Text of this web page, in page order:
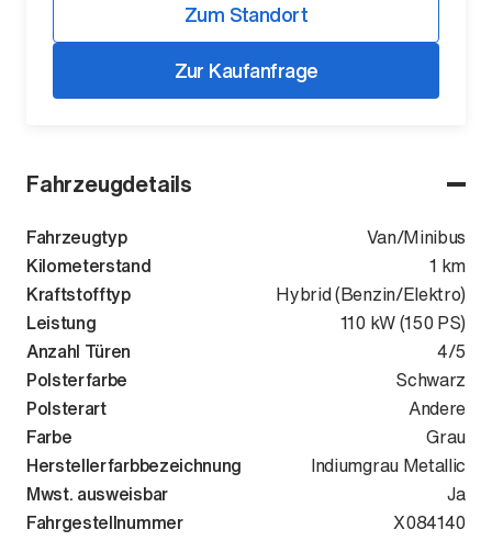
Fahrzeugdetails
Fahrzeugtyp
Van/Minibus
Kilometerstand
1 km
Kraftstofftyp
Hybrid (Benzin/Elektro)
Leistung
110 kW (150 PS)
Anzahl Türen
4/5
Polsterfarbe
Schwarz
Polsterart
Andere
Farbe
Grau
Herstellerfarbbezeichnung
Indiumgrau Metallic
Mwst. ausweisbar
Ja
Fahrgestellnummer
WV2ZZZSK0SX084140
Zum Standort
Zur Kaufanfrage